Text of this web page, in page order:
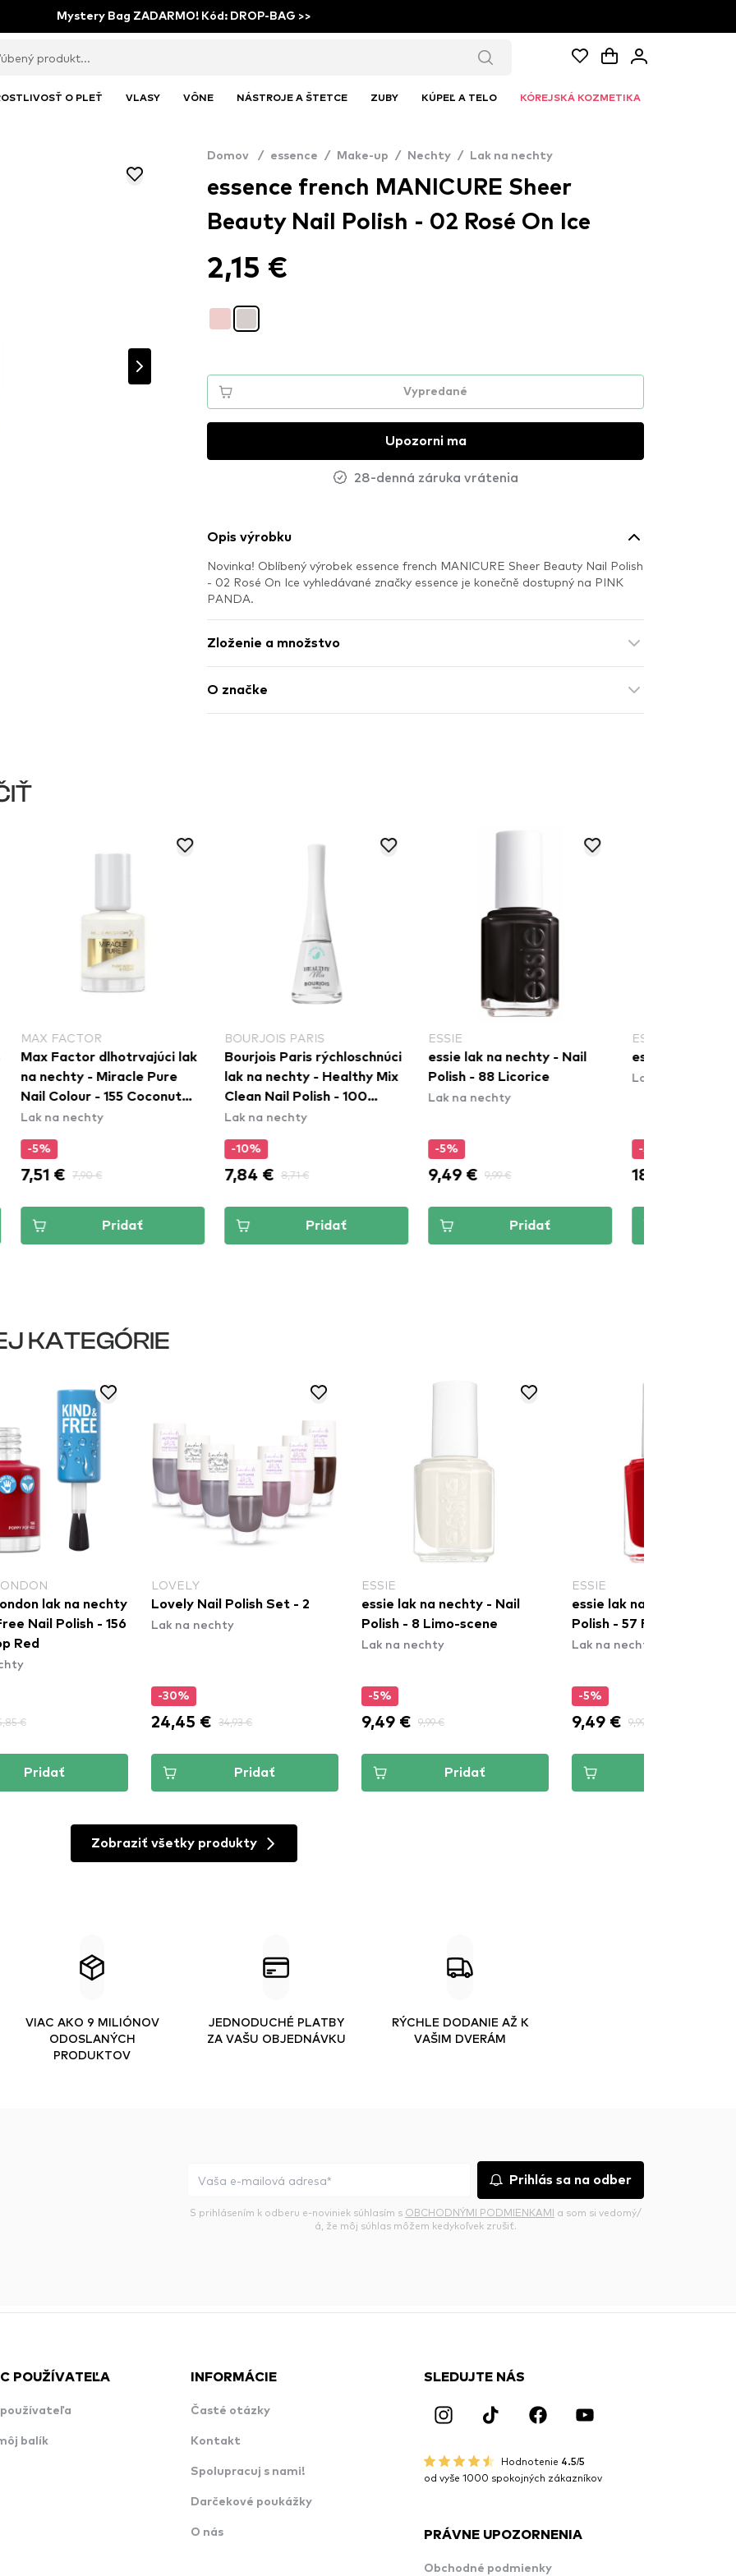
Mystery Bag ZADARMO! Kód: DROP-BAG >>
O PLEŤ VLASY VÔNE NÁSTROJE A ŠTETCE ZUBY KÚPEĽ A TELO KÓREJSKÁ KOZMETIKA
Domov / essence / Make-up / Nechty / Lak na nechty
essence french MANICURE Sheer
Beauty Nail Polish - 02 Rosé On Ice
2,15 €
Vypredané
Upozorni ma
28-denná záruka vrátenia
Opis výrobku
Novinka! Oblíbený výrobek essence french MANICURE Sheer Beauty Nail Polish
- 02 Rosé On Ice vyhledávané značky essence je konečně dostupný na PINK
PANDA.
Zloženie a množstvo
O značke
dlhotrvajúci lak
Miracle Pure
- 155 Coconut
Pridať
BOURJOIS PARIS
Bourjois Paris rýchloschnúci
lak na nechty - Healthy Mix
Clean Nail Polish - 100
Blanc'hantement
Pridať
essie lak na nechty - Nail
Polish - 88 Licorice
Lak na nechty
Pridať
essie Duo Pack - 3
Lak na nechty
19,98 €
KATEGÓRIE
lak na nechty
Nail Polish - 156
Red
€
Pridať
LOVELY
Lovely Nail Polish Set - 2
Lak na nechty
-30%
24,45 € 34,93 €
Pridať
ESSIE
essie lak na nechty - Nail
Polish - 8 Limo-scene
Lak na nechty
-5%
9,49 € 9,99 €
Pridať
ESSIE
essie lak na nechty - Nail
Polish - 57 Forever
Lak na nechty
-5%
9,49 € 9,99 €
Zobraziť všetky produkty
VIAC AKO 9 MILIÓNOV
ODOSLANÝCH
PRODUKTOV
JEDNODUCHÉ PLATBY
ZA VAŠU OBJEDNÁVKU
RÝCHLE DODANIE AŽ K
VAŠIM DVERÁM
Prihlás sa na odber
S prihlásením k odberu e-noviniek súhlasím s OBCHODNÝMI PODMIENKAMI a som si vedomý/
á, že môj súhlas môžem kedykoľvek zrušiť.
POUŽÍVATEĽA
používateľa
balík
INFORMÁCIE
Časté otázky
Kontakt
Spolupracuj s nami!
Darčekové poukážky
O nás
SLEDUJTE NÁS
Hodnotenie 4.5/5
od vyše 1000 spokojných zákazníkov
PRÁVNE UPOZORNENIA
Obchodné podmienky